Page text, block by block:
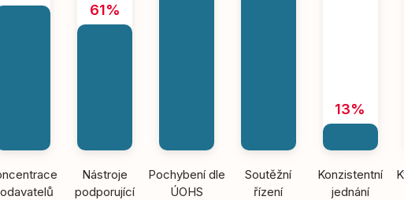
61%
Nástroje
podporující
Pochybení dle
ÚOHS
Soutěžní
řízení
13%
Konzistentní
jednání